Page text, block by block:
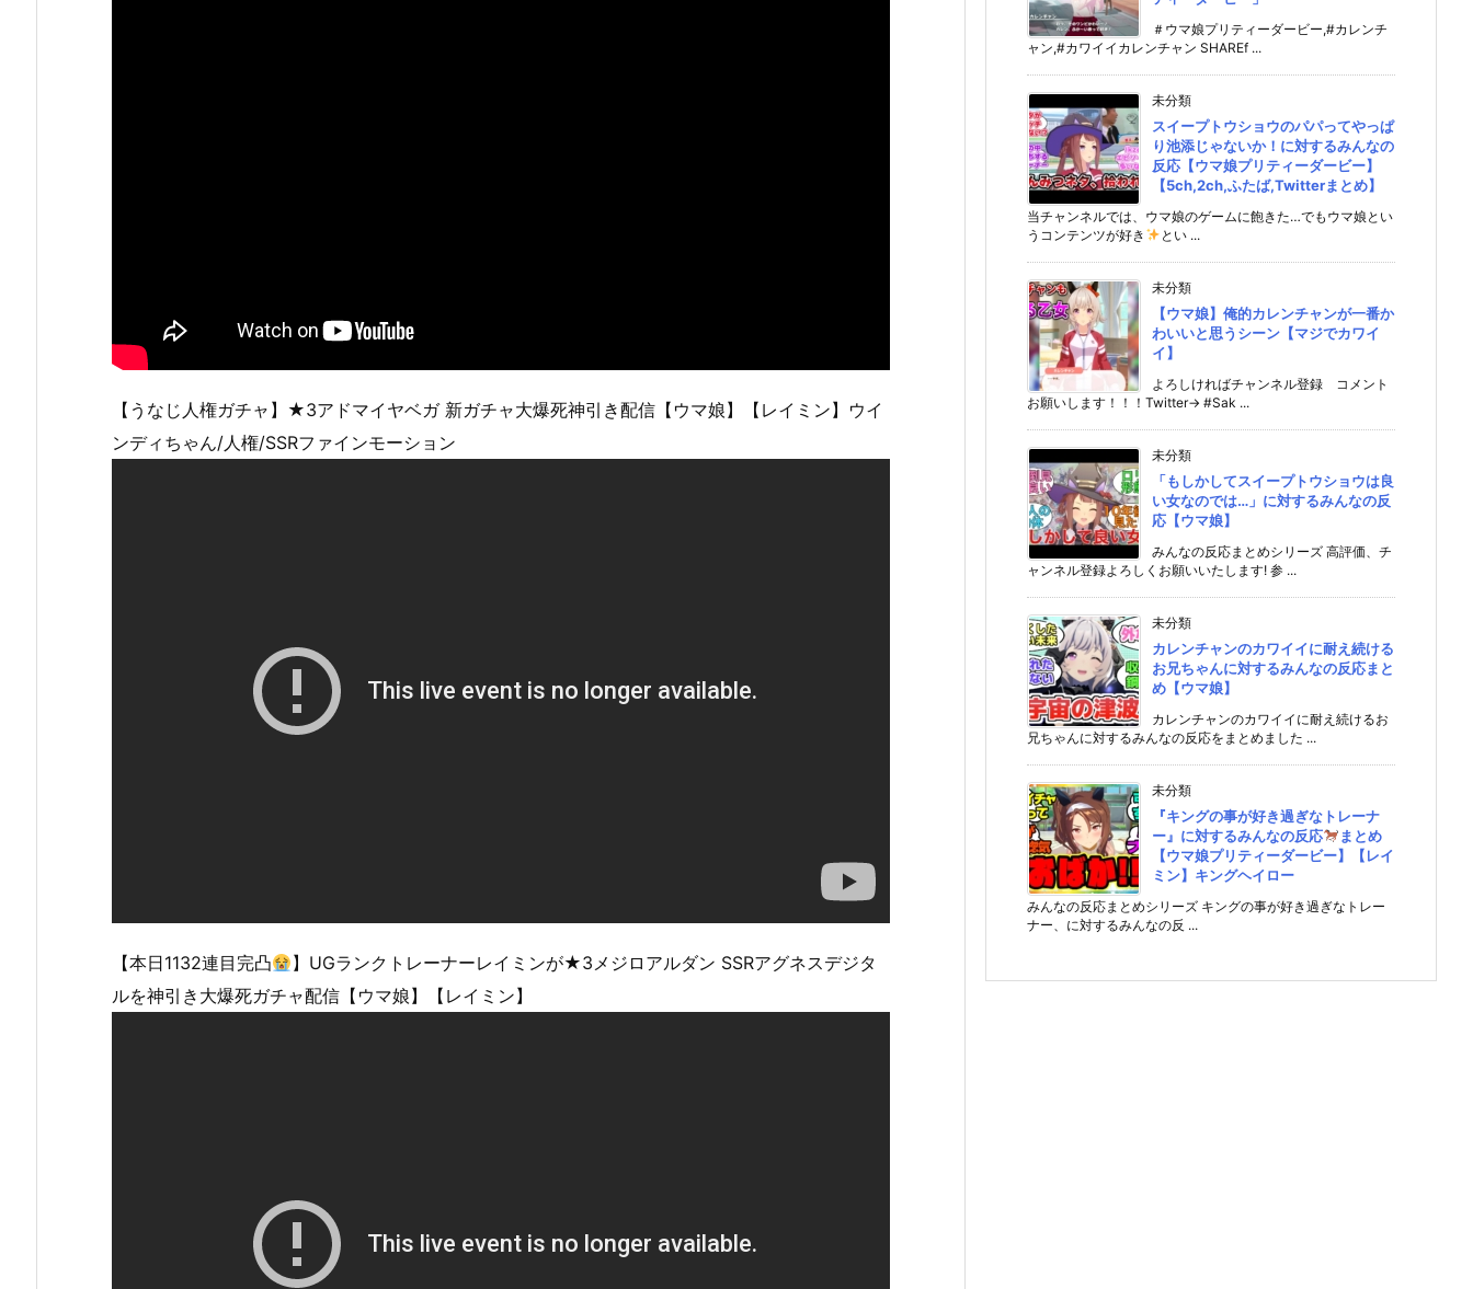
【うなじ人権ガチャ】★3アドマイヤベガ 新ガチャ大爆死神引き配信【ウマ娘】【レイミン】ウイ
ンディちゃん/人権/SSRファインモーション
【本日1132連目完凸
】UGランクトレーナーレイミンが★3メジロアルダン SSRアグネスデジタ
ルを神引き大爆死ガチャ配信【ウマ娘】【レイミン】
＃ウマ娘プリティーダービー,#カレンチ
ャン,#カワイイカレンチャン SHAREf ...
未分類
スイープトウショウのパパってやっぱ
り池添じゃないか！に対するみんなの
反応【ウマ娘プリティーダービー】
【5ch,2ch,ふたば,Twitterまとめ】
当チャンネルでは、ウマ娘のゲームに飽きた…でもウマ娘とい
うコンテンツが好き
とい ...
未分類
【ウマ娘】俺的カレンチャンが一番か
わいいと思うシーン【マジでカワイ
イ】
よろしければチャンネル登録 コメント
お願いします！！！Twitter→ #Sak ...
未分類
「もしかしてスイープトウショウは良
い女なのでは…」に対するみんなの反
応【ウマ娘】
みんなの反応まとめシリーズ 高評価、チ
ャンネル登録よろしくお願いいたします! 参 ...
未分類
カレンチャンのカワイイに耐え続ける
お兄ちゃんに対するみんなの反応まと
め【ウマ娘】
カレンチャンのカワイイに耐え続けるお
兄ちゃんに対するみんなの反応をまとめました ...
未分類
『キングの事が好き過ぎなトレーナ
ー』に対するみんなの反応
まとめ
【ウマ娘プリティーダービー】【レイ
ミン】キングヘイロー
みんなの反応まとめシリーズ キングの事が好き過ぎなトレー
ナー、に対するみんなの反 ...